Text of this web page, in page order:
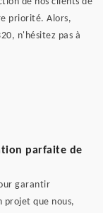
priorité. Alors,
n'hésitez pas à
parfaite de
garantir
que nous,